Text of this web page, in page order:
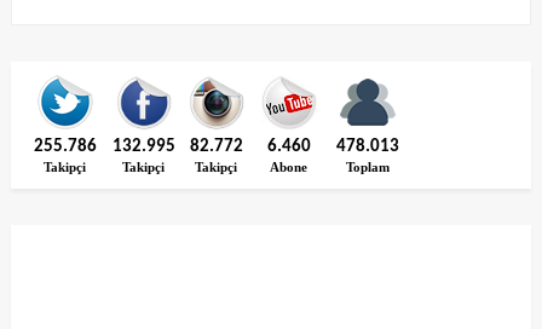
255.786
Takipçi
132.995
Takipçi
82.772
Takipçi
6.460
Abone
478.013
Toplam